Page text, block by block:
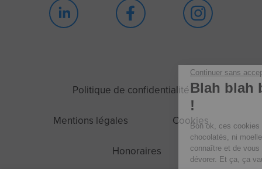
Politique de confidentialité
Mentions légales Cookies
Honoraires
Blah blah blah Cookie
Bon ok, ces cookies ne sont ni sucrés, ni
chocolatés, ni moelleux. Mais ils nous permettent de mieux vous
connaître et de vous proposer les contenus que vous allez adorer